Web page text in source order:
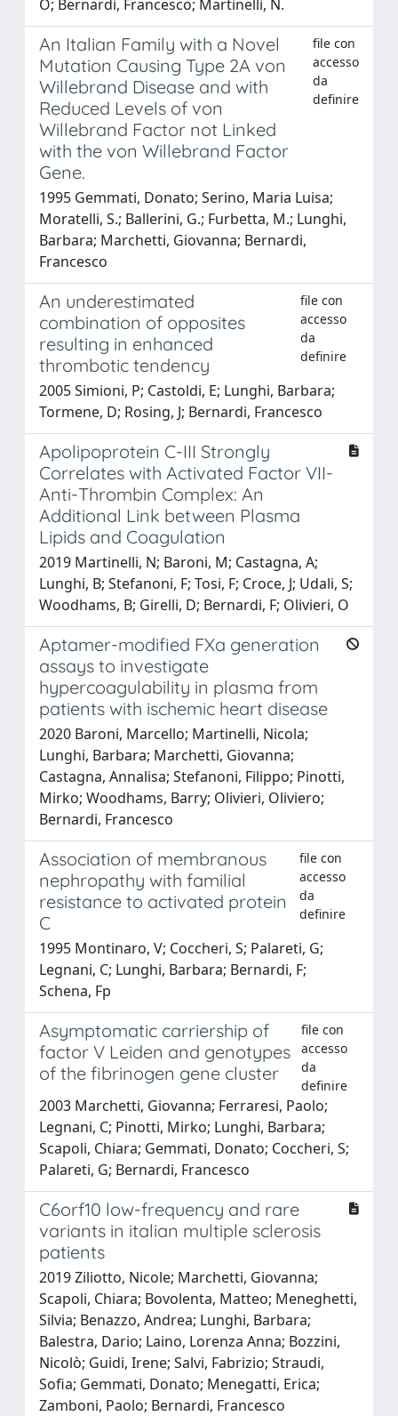
O; Bernardi, Francesco; Martinelli, N.
An Italian Family with a Novel
Mutation Causing Type 2A von
Willebrand Disease and with
Reduced Levels of von
Willebrand Factor not Linked
with the von Willebrand Factor
Gene.
file con
accesso
da
definire
1995 Gemmati, Donato; Serino, Maria Luisa;
Moratelli, S.; Ballerini, G.; Furbetta, M.; Lunghi,
Barbara; Marchetti, Giovanna; Bernardi,
Francesco
An underestimated
combination of opposites
resulting in enhanced
thrombotic tendency
file con
accesso
da
definire
2005 Simioni, P; Castoldi, E; Lunghi, Barbara;
Tormene, D; Rosing, J; Bernardi, Francesco
Apolipoprotein C-III Strongly
Correlates with Activated Factor VII-
Anti-Thrombin Complex: An
Additional Link between Plasma
Lipids and Coagulation
2019 Martinelli, N; Baroni, M; Castagna, A;
Lunghi, B; Stefanoni, F; Tosi, F; Croce, J; Udali, S;
Woodhams, B; Girelli, D; Bernardi, F; Olivieri, O
Aptamer-modified FXa generation
assays to investigate
hypercoagulability in plasma from
patients with ischemic heart disease
2020 Baroni, Marcello; Martinelli, Nicola;
Lunghi, Barbara; Marchetti, Giovanna;
Castagna, Annalisa; Stefanoni, Filippo; Pinotti,
Mirko; Woodhams, Barry; Olivieri, Oliviero;
Bernardi, Francesco
Association of membranous
nephropathy with familial
resistance to activated protein
C
file con
accesso
da
definire
1995 Montinaro, V; Coccheri, S; Palareti, G;
Legnani, C; Lunghi, Barbara; Bernardi, F;
Schena, Fp
Asymptomatic carriership of
factor V Leiden and genotypes
of the fibrinogen gene cluster
file con
accesso
da
definire
2003 Marchetti, Giovanna; Ferraresi, Paolo;
Legnani, C; Pinotti, Mirko; Lunghi, Barbara;
Scapoli, Chiara; Gemmati, Donato; Coccheri, S;
Palareti, G; Bernardi, Francesco
C6orf10 low-frequency and rare
variants in italian multiple sclerosis
patients
2019 Ziliotto, Nicole; Marchetti, Giovanna;
Scapoli, Chiara; Bovolenta, Matteo; Meneghetti,
Silvia; Benazzo, Andrea; Lunghi, Barbara;
Balestra, Dario; Laino, Lorenza Anna; Bozzini,
Nicolò; Guidi, Irene; Salvi, Fabrizio; Straudi,
Sofia; Gemmati, Donato; Menegatti, Erica;
Zamboni, Paolo; Bernardi, Francesco